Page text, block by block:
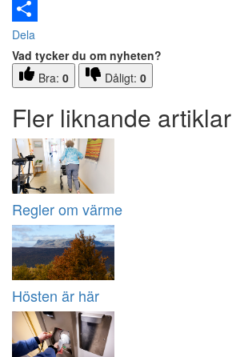
Email
Dela
Vad tycker du om nyheten?
Bra: 0 Dåligt: 0
Fler liknande artiklar
Regler om värme
Hösten är här